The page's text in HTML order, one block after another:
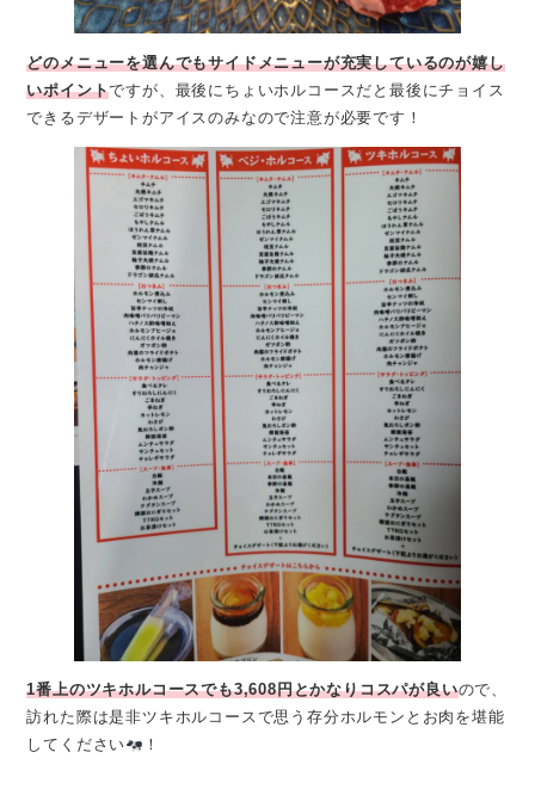
どのメニューを選んでもサイドメニューが充実しているのが嬉し
いポイントですが、最後にちょいホルコースだと最後にチョイス
できるデザートがアイスのみなので注意が必要です！
1番上のツキホルコースでも3,608円とかなりコスパが良いので、
訪れた際は是非ツキホルコースで思う存分ホルモンとお肉を堪能
してください
！